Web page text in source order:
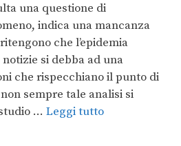
una questione di
indica una mancanza
che l’epidemia
si debba ad una
che rispecchiano il punto di
sempre tale analisi si
… Leggi tutto